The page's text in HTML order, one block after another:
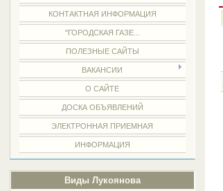
КОНТАКТНАЯ ИНФОРМАЦИЯ
"ГОРОДСКАЯ ГАЗЕ...
ПОЛЕЗНЫЕ САЙТЫ
ВАКАНСИИ
О САЙТЕ
ДОСКА ОБЪЯВЛЕНИЙ
ЭЛЕКТРОННАЯ ПРИЕМНАЯ
ИНФОРМАЦИЯ
Виды Лукоянова